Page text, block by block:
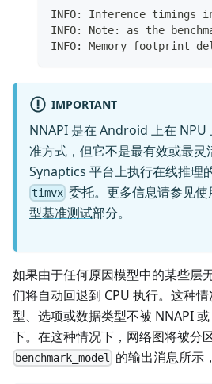
INFO: Inference timings
INFO: Note: as the
INFO: Memory footprint
IMPORTANT
NNAPI 是在 Android 上在 NPU
准方式，但它不是最有效或最灵
Synaptics 平台上执行在线推理
timvx 委托。更多信息请参见使
型基准测试部分。
如果由于任何原因模型中的某些层
们将自动回退到 CPU 执行。这种
型、选项或数据类型不被 NNAPI
下。在这种情况下，网络图将被分
benchmark_model 的输出消息所示